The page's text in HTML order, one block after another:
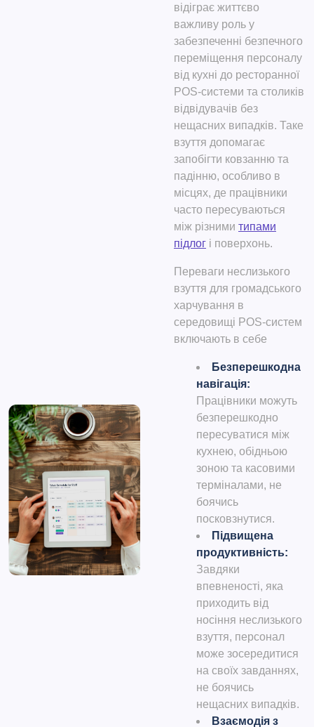
відіграє життєво
важливу роль у
забезпеченні безпечного
переміщення персоналу
від кухні до ресторанної
POS-системи та столиків
відвідувачів без
нещасних випадків. Таке
взуття допомагає
запобігти ковзанню та
падінню, особливо в
місцях, де працівники
часто пересуваються
між різними типами
підлог і поверхонь.
Переваги неслизького
взуття для громадського
харчування в
середовищі POS-систем
включають в себе
Безперешкодна
навігація:
Працівники можуть
безперешкодно
пересуватися між
кухнею, обідньою
зоною та касовими
терміналами, не
боячись
посковзнутися.
Підвищена
продуктивність:
Завдяки
впевненості, яка
приходить від
носіння неслизького
взуття, персонал
може зосередитися
на своїх завданнях,
не боячись
нещасних випадків.
Взаємодія з